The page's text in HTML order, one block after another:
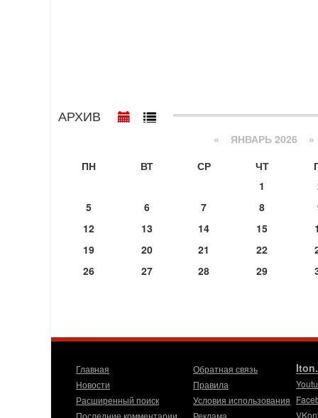
АРХИВ
« ЯНВАРЬ 2026 »
ПН
ВТ СР ЧТ
1
5
6 7 8
12
13 14 15
19
20 21 22
26
27 28 29
Главная
Новости
Расширенный поиск
Последние комментарии
Обратная связь
Правила
Условия использования
Реклама